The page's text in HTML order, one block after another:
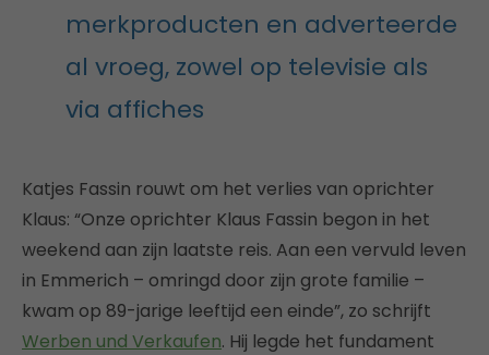
merkproducten en adverteerde
al vroeg, zowel op televisie als
via affiches
Katjes Fassin rouwt om het verlies van oprichter
Klaus: “Onze oprichter Klaus Fassin begon in het
weekend aan zijn laatste reis. Aan een vervuld leven
in Emmerich – omringd door zijn grote familie –
kwam op 89-jarige leeftijd een einde”, zo schrijft
Werben und Verkaufen. Hij legde het fundament